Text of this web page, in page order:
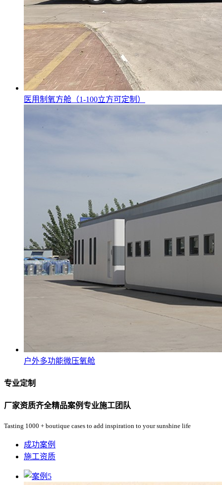
医用制氧方舱（1-100立方可定制）
户外多功能微压氧舱
专业定制
厂家资质齐全精品案例专业施工团队
Tasting 1000 + boutique cases to add inspiration to your sunshine life
成功案例
施工资质